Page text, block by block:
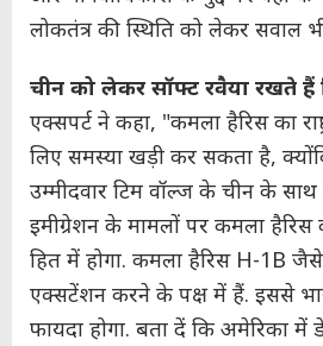
लोकतंत्र की स्थिति को लेकर सवाल
चीन को लेकर सॉफ्ट रवैया रखते हैं
एक्सपर्ट ने कहा, "कमला हैरिस का
लिए समस्या खड़ी कर सकता है,
उम्मीदवार टिम वॉल्ज के चीन के
इमीग्रेशन के मामलों पर कमला
हित में होगा. कमला हैरिस H-1B जैसे
एक्सटेंशन करने के पक्ष में हैं. इससे
फायदा होगा. बता दें कि अमेरिका में